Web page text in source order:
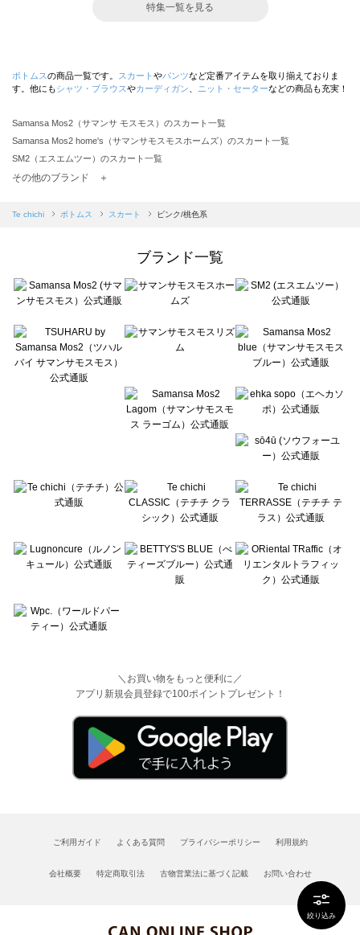
絞り込み
特集一覧を見る
ボトムスの商品一覧です。 スカート やパンツなど定番アイテムを取り揃えておりま
す。他にもシャツ・ブラウスやカーディガン ニット・セーターなどの商品も充実！
Samansa Mos2（サマンサ モスモス）のスカート一覧
Samansa Mos2 home's（サマンサモスモスホームズ）のスカート一覧
SM2（エスエムツー）のスカート一覧
TSUHARU by Samansa Mos2（ツハルバイサマンサモスモス）のスカート一覧
Samansa Mos2 blue（サマンサモスモス ブルー）のスカート一覧
sō4ū（ソウフォーユー）のスカート一覧
Te chichi（テチチ）のスカート一覧
Te chichi CLASSIC（テチチ クラシック）のスカート一覧
Lugnoncure（ルノンキュール）のスカート一覧
BETTY'S BLUE（べティーズブルー）のスカート一覧
Wpc.（ワールドパーティー）のスカート一覧
その他のブランド ＋
Te chichi ボトムス スカート ピンク/桃色系
ブランド一覧
＼お買い物をもっと便利に／
アプリ新規会員登録で100ポイントプレゼント！
ご利用ガイド よくある質問 プライバシーポリシー 利用規約
会社概要 特定商取引法 古物営業法に基づく記載 お問い合わせ